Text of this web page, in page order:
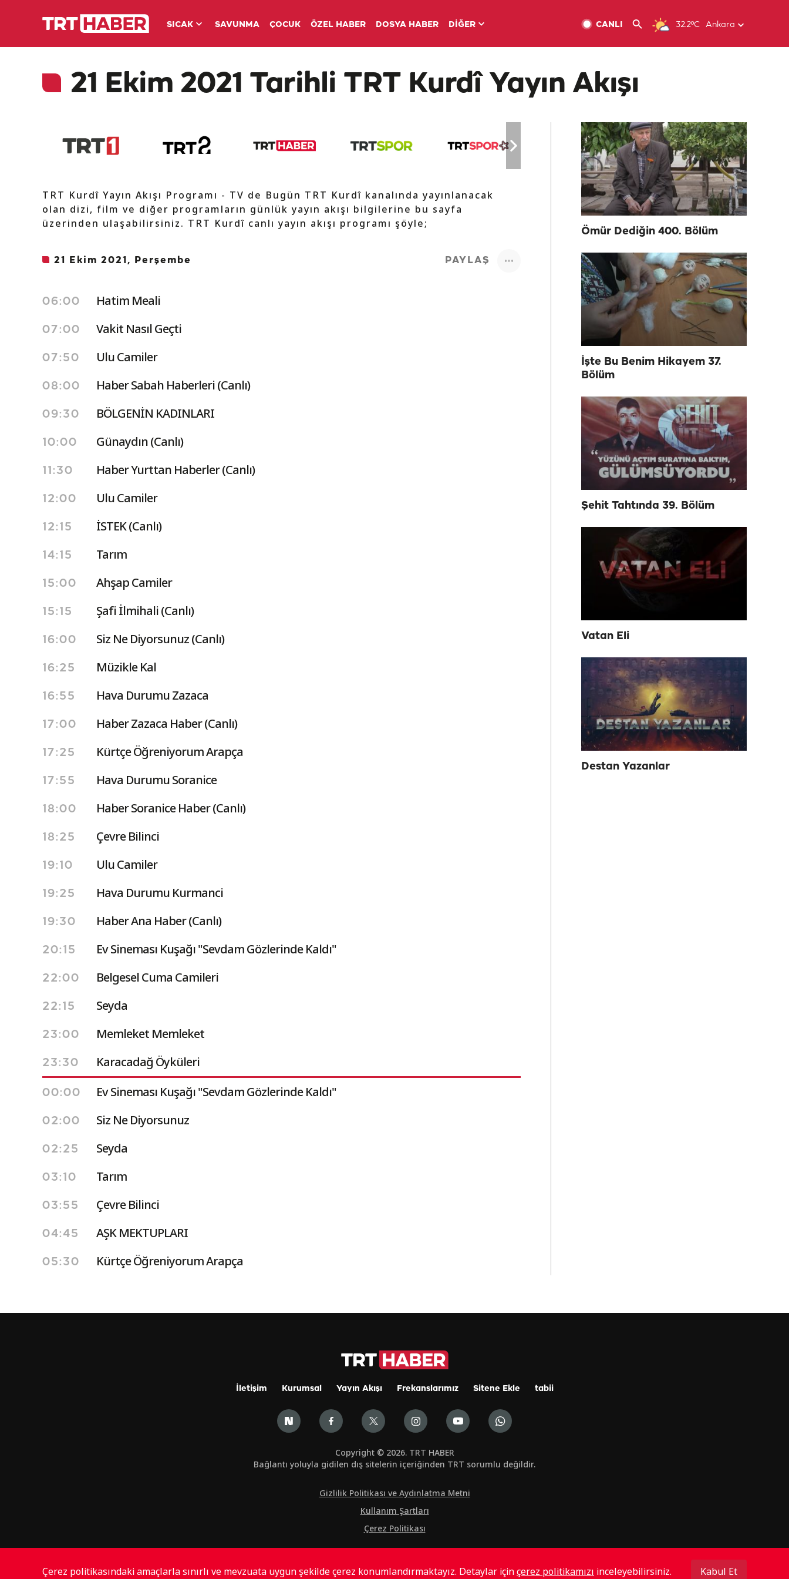
SICAK SAVUNMA ÇOCUK ÖZEL HABER DOSYA HABER DİĞER 32.2ºC Ankara
CANLI
21 Ekim 2021 Tarihli TRT Kurdî Yayın Akışı
TRT Kurdî Yayın Akışı Programı - TV de Bugün TRT Kurdî kanalında yayınlanacak
olan dizi, film ve diğer programların günlük yayın akışı bilgilerine bu sayfa
üzerinden ulaşabilirsiniz. TRT Kurdî canlı yayın akışı programı şöyle;
21 Ekim 2021, Perşembe PAYLAŞ
06:00 Hatim Meali
07:00 Vakit Nasıl Geçti
07:50 Ulu Camiler
08:00 Haber Sabah Haberleri (Canlı)
09:30 BÖLGENİN KADINLARI
10:00 Günaydın (Canlı)
11:30 Haber Yurttan Haberler (Canlı)
12:00 Ulu Camiler
12:15 İSTEK (Canlı)
14:15 Tarım
15:00 Ahşap Camiler
15:15 Şafi İlmihali (Canlı)
16:00 Siz Ne Diyorsunuz (Canlı)
16:25 Müzikle Kal
16:55 Hava Durumu Zazaca
17:00 Haber Zazaca Haber (Canlı)
17:25 Kürtçe Öğreniyorum Arapça
17:55 Hava Durumu Soranice
18:00 Haber Soranice Haber (Canlı)
18:25 Çevre Bilinci
19:10 Ulu Camiler
19:25 Hava Durumu Kurmanci
19:30 Haber Ana Haber (Canlı)
20:15 Ev Sineması Kuşağı "Sevdam Gözlerinde Kaldı"
22:00 Belgesel Cuma Camileri
22:15 Seyda
23:00 Memleket Memleket
23:30 Karacadağ Öyküleri
00:00 Ev Sineması Kuşağı "Sevdam Gözlerinde Kaldı"
02:00 Siz Ne Diyorsunuz
02:25 Seyda
03:10 Tarım
03:55 Çevre Bilinci
04:45 AŞK MEKTUPLARI
05:30 Kürtçe Öğreniyorum Arapça
Ömür Dediğin 400. Bölüm
İşte Bu Benim Hikayem 37.
Bölüm
Şehit Tahtında 39. Bölüm
Vatan Eli
Destan Yazanlar
İletişim Kurumsal Yayın Akışı Frekanslarımız Sitene Ekle tabii
Copyright © 2026. TRT HABER
Bağlantı yoluyla gidilen dış sitelerin içeriğinden TRT sorumlu değildir.
Gizlilik Politikası ve Aydınlatma Metni
Kullanım Şartları
Çerez Politikası
Çerez politikasındaki amaçlarla sınırlı ve mevzuata uygun şekilde çerez konumlandırmaktayız. Detaylar içinçerez politikamızı inceleyebilirsiniz. Kabul Et